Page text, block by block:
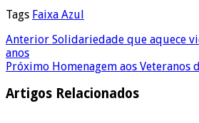
Tags Faixa Azul
Anterior Solidariedade que aquece
anos
Próximo Homenagem aos Veteranos
Artigos Relacionados